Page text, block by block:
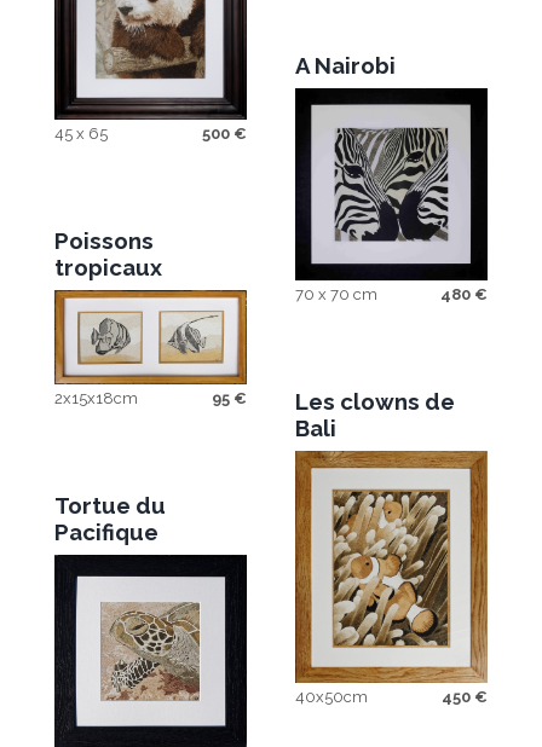
45 x 65 500€
Poissons
tropicaux
2x15x18cm 95€
Tortue du
Pacifique
A Nairobi
70 x 70 cm 480 €
Les clowns de
Bali
40x50cm 450 €